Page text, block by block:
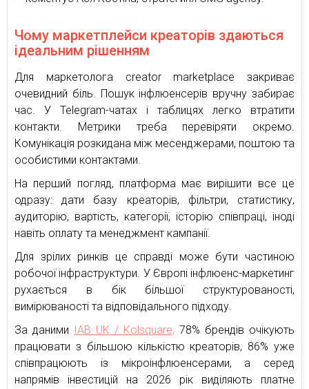
Чому маркетплейси креаторів здаються
ідеальним рішенням
Для маркетолога creator marketplace закриває
очевидний біль. Пошук інфлюенсерів вручну забирає
час. У Telegram-чатах і таблицях легко втратити
контакти. Метрики треба перевіряти окремо.
Комунікація розкидана між месенджерами, поштою та
особистими контактами.
На перший погляд, платформа має вирішити все це
одразу: дати базу креаторів, фільтри, статистику,
аудиторію, вартість, категорії, історію співпраці, іноді
навіть оплату та менеджмент кампанії.
Для зрілих ринків це справді може бути частиною
робочої інфраструктури. У Європі інфлюенс-маркетинг
рухається в бік більшої структурованості,
вимірюваності та відповідального підходу.
За даними
IAB UK / Kolsquare, 78% брендів очікують
працювати з більшою кількістю креаторів, 86% уже
співпрацюють із мікроінфлюенсерами, а серед
напрямів інвестицій на 2026 рік виділяють платне